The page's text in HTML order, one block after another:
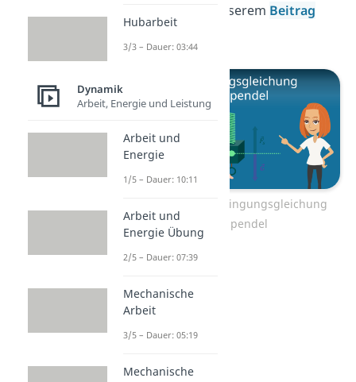
erfährst du in unserem Beitrag
Zum Video: Schwingungsgleichung
Fadenpendel
Hubarbeit
3/3 – Dauer: 03:44
Dynamik
Arbeit, Energie und Leistung
Arbeit und
Energie
1/5 – Dauer: 10:11
Arbeit und
Energie Übung
2/5 – Dauer: 07:39
Mechanische
Arbeit
3/5 – Dauer: 05:19
Mechanische